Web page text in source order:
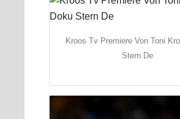
Kroos Tv Premiere Von Toni
Stern De